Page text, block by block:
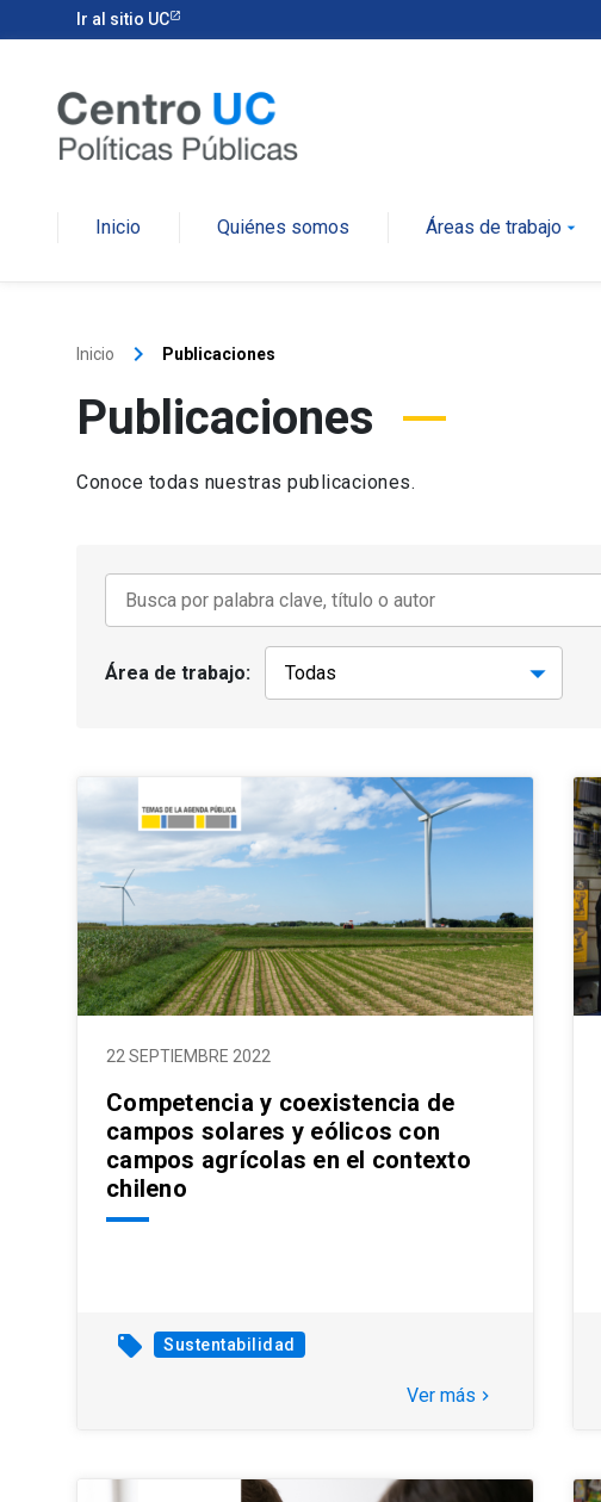
Ir al sitio UC
Inicio Quiénes somos Áreas de trabajo arrow_drop_down
Inicio keyboard_arrow_right Publicaciones
Publicaciones
Conoce todas nuestras publicaciones.
Área de trabajo:
22 SEPTIEMBRE 2022
Competencia y coexistencia de
campos solares y eólicos con
campos agrícolas en el contexto
chileno
local_offer Sustentabilidad
Ver más keyboard_arrow_right